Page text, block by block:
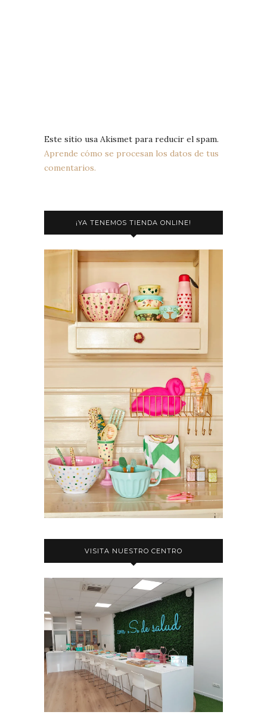
Este sitio usa Akismet para reducir el spam.
Aprende cómo se procesan los datos de tus
comentarios.
¡YA TENEMOS TIENDA ONLINE!
VISITA NUESTRO CENTRO